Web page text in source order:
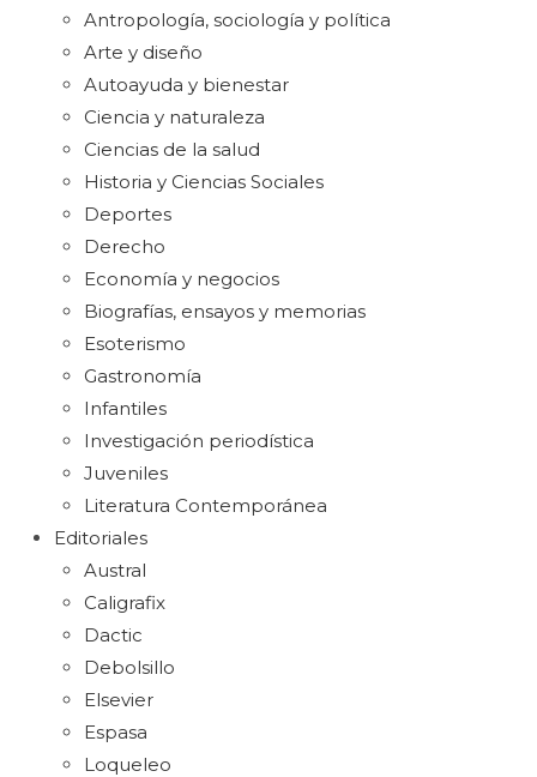
Antropología, sociología y política
Arte y diseño
Autoayuda y bienestar
Ciencia y naturaleza
Ciencias de la salud
Historia y Ciencias Sociales
Deportes
Derecho
Economía y negocios
Biografías, ensayos y memorias
Esoterismo
Gastronomía
Infantiles
Investigación periodística
Juveniles
Literatura Contemporánea
Editoriales
Austral
Caligrafix
Dactic
Debolsillo
Elsevier
Espasa
Loqueleo